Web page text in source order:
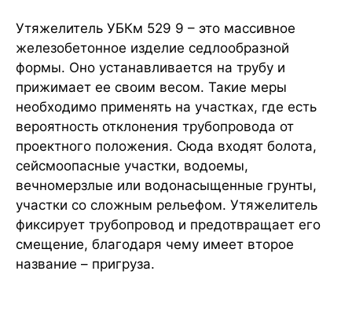
Утяжелитель УБКм 529 9 – это массивное
железобетонное изделие седлообразной
формы. Оно устанавливается на трубу и
прижимает ее своим весом. Такие меры
необходимо применять на участках, где есть
вероятность отклонения трубопровода от
проектного положения. Сюда входят болота,
сейсмоопасные участки, водоемы,
вечномерзлые или водонасыщенные грунты,
участки со сложным рельефом. Утяжелитель
фиксирует трубопровод и предотвращает его
смещение, благодаря чему имеет второе
название – пригруза.